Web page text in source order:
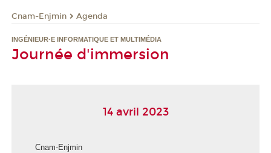
Cnam-Enjmin Agenda
INGÉNIEUR·E INFORMATIQUE ET MULTIMÉDIA
Journée d'immersion
14 avril 2023
Cnam-Enjmin